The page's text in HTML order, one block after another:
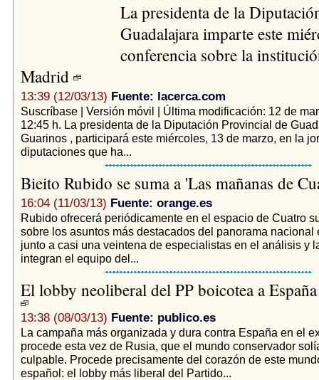
La presidenta de la
Guadalajara imparte este
conferencia sobre la
Madrid
13:39 (12/03/13) Fuente: lacerca.com
Suscríbase | Versión móvil | Última modificación: 12 de
12:45 h. La presidenta de la Diputación Provincial de
Guarinos , participará este miércoles, 13 de marzo, en la
diputaciones que ha...
Bieito Rubido se suma a 'Las mañanas de
16:04 (11/03/13) Fuente: orange.es
Rubido ofrecerá periódicamente en el espacio de Cuatro
sobre los asuntos más destacados del panorama nacional
junto a casi una veintena de especialistas en el análisis y
integran el equipo del...
El lobby neoliberal del PP boicotea a
13:38 (08/03/13) Fuente: publico.es
La campaña más organizada y dura contra España en el
procede esta vez de Rusia, que el mundo conservador
culpable. Procede precisamente del corazón de este
español: el lobby más liberal del Partido...